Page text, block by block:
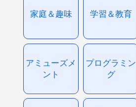
家庭＆趣味 学習＆教育
アミューズメ
ント
プログラミン
グ